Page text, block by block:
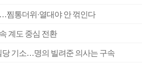
찜통더위·열대야 안 꺾인다
계도 중심 전환
당 기소…명의 빌려준 의사는 구속